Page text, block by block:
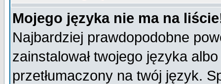
Mojego języka nie ma na
Najbardziej prawdopodobne
zainstalował twojego języka
przetłumaczony na twój język.